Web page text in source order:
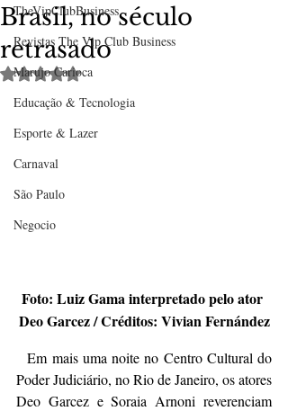
TheVipClubBusiness
Revistas The Vip Club Business
Marujo Carioca
Educação & Tecnologia
Esporte & Lazer
Carnaval
São Paulo
Negocio
Brasil, no século
retrasado
Avaliado com NaN de 5 estrelas.
Foto: Luiz Gama interpretado pelo ator
Deo Garcez / Créditos: Vivian Fernández
Em mais uma noite no Centro Cultural do
Poder Judiciário, no Rio de Janeiro, os atores
Deo Garcez e Soraia Arnoni reverenciam